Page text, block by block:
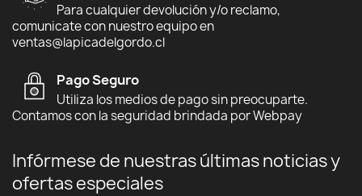
Para cualquier devolución y/o reclamo,
comunicate con nuestro equipo en
ventas@lapicadelgordo.cl
Pago Seguro
Utiliza los medios de pago sin preocuparte.
Contamos con la seguridad brindada por Webpay
Infórmese de nuestras últimas noticias y
ofertas especiales